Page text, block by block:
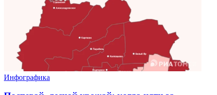
Инфографика